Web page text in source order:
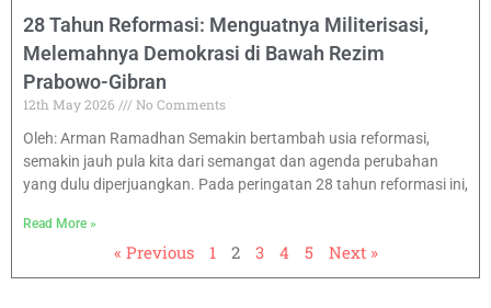
28 Tahun Reformasi: Menguatnya Militerisasi,
Melemahnya Demokrasi di Bawah Rezim
Prabowo-Gibran
12th May 2026
No Comments
Oleh: Arman Ramadhan Semakin bertambah usia reformasi,
semakin jauh pula kita dari semangat dan agenda perubahan
yang dulu diperjuangkan. Pada peringatan 28 tahun reformasi ini,
Read More »
« Previous 1 2 3 4 5 Next »